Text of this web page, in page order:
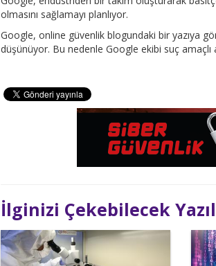
olmasını sağlamayı planlıyor.
Google, online güvenlik blogundaki bir yazıya
düşünüyor. Bu nedenle Google ekibi suç amaçlı
İlginizi Çekebilecek